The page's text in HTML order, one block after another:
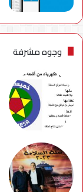
وجوه مشرفة